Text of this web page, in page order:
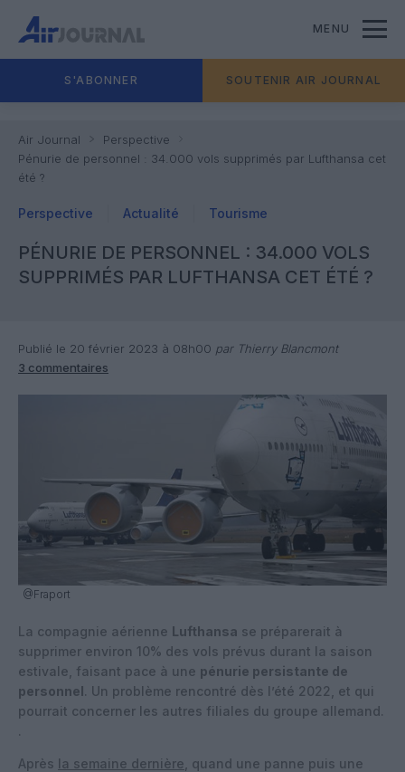
MENU
S'ABONNER SOUTENIR AIR JOURNAL
Air Journal
Perspective
Pénurie de personnel : 34.000 vols supprimés par Lufthansa cet
été ?
Perspective Actualité Tourisme
PÉNURIE DE PERSONNEL : 34.000 VOLS
SUPPRIMÉS PAR LUFTHANSA CET ÉTÉ ?
Publié le 20 février 2023 à 08h00 par Thierry Blancmont
3 commentaires
@Fraport
La compagnie aérienne Lufthansa se préparerait à
supprimer environ 10% des vols prévus durant la saison
estivale, faisant pace à une pénurie persistante de
personnel. Un problème rencontré dès l’été 2022, et qui
pourrait concerner les autres filiales du groupe allemand.
.
Après la semaine dernière , quand une panne puis une